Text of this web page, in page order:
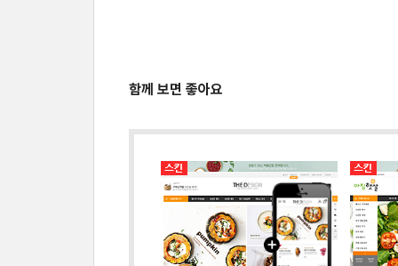
함께 보면 좋아요